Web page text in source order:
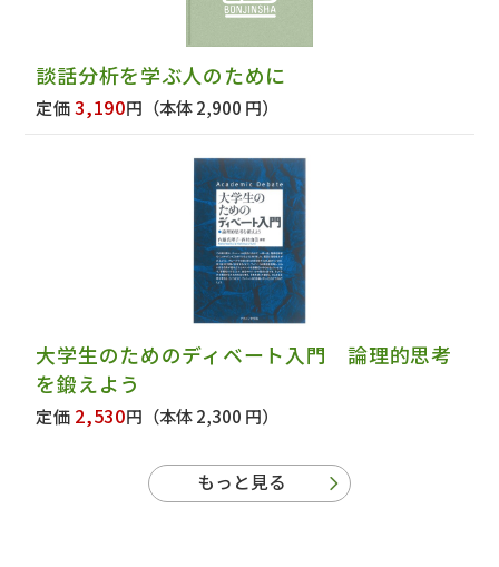
談話分析を学ぶ人のために
定価3,190円 （本体 2,900 円）
大学生のためのディベート入門 論理的思考
を鍛えよう
定価 2,530円 （本体 2,300 円）
もっと見る